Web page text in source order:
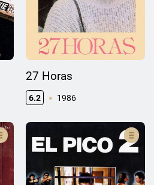
27 Horas
6.2 1986